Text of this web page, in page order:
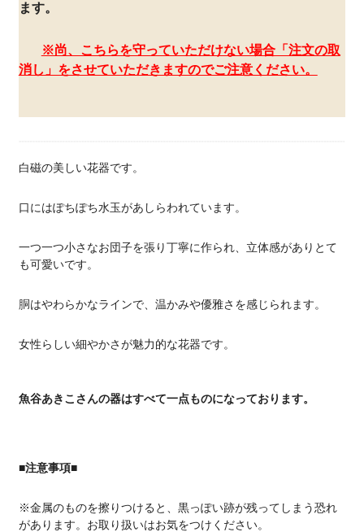
ます。
※尚、こちらを守っていただけない場合「注文の取
消し」をさせていただきますのでご注意ください。
白磁の美しい花器です。
口にはぽちぽち水玉があしらわれています。
一つ一つ小さなお団子を張り丁寧に作られ、立体感がありとて
も可愛いです。
胴はやわらかなラインで、温かみや優雅さを感じられます。
女性らしい細やかさが魅力的な花器です。
魚谷あきこさんの器はすべて一点ものになっております。
■注意事項■
※金属のものを擦りつけると、黒っぽい跡が残ってしまう恐れ
があります。お取り扱いはお気をつけください。